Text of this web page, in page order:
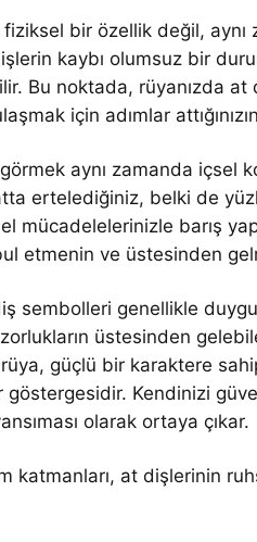
bir özellik değil,
kaybı olumsuz bir
Bu noktada, rüyanızda at
için adımlar
aynı zamanda içsel
ertelediğiniz, belki de
mücadelelerinizle barış
etmenin ve üstesinden
sembolleri genellikle
zorlukların üstesinden
güçlü bir karaktere
göstergesidir. Kendinizi
olarak ortaya çıkar.
katmanları, at dişlerinin